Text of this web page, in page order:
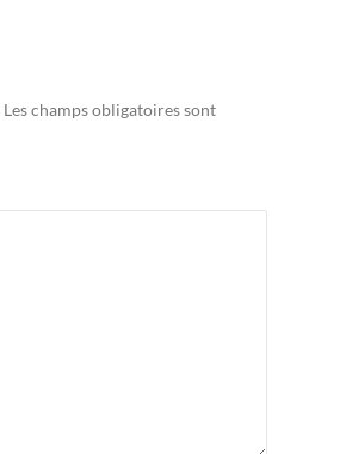
Les champs obligatoires sont